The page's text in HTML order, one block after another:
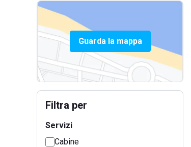
Guarda la mappa
Filtra per
Servizi
Cabine